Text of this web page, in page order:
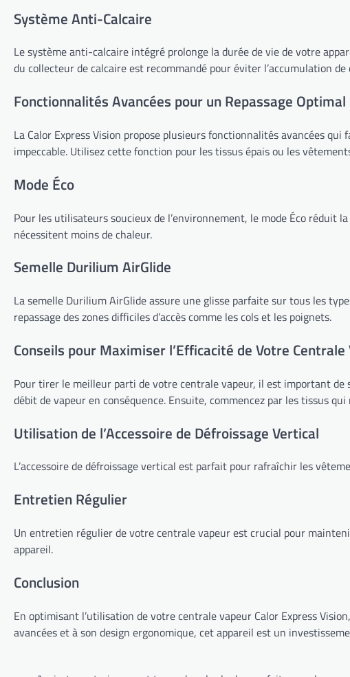
Système Anti-Calcaire
Le système anti-calcaire intégré prolonge la durée de vie de votre
du collecteur de calcaire est recommandé pour éviter l’accumulation de
Fonctionnalités Avancées pour un Repassage Optimal
La Calor Express Vision propose plusieurs fonctionnalités avancées
impeccable. Utilisez cette fonction pour les tissus épais ou les
Mode Éco
Pour les utilisateurs soucieux de l’environnement, le mode Éco réduit
nécessitent moins de chaleur.
Semelle Durilium AirGlide
La semelle Durilium AirGlide assure une glisse parfaite sur tous les
repassage des zones difficiles d’accès comme les cols et les poignets.
Conseils pour Maximiser l’Efficacité de Votre Centrale
Pour tirer le meilleur parti de votre centrale vapeur, il est important
débit de vapeur en conséquence. Ensuite, commencez par les tissus
Utilisation de l’Accessoire de Défroissage Vertical
L’accessoire de défroissage vertical est parfait pour rafraîchir les
Entretien Régulier
Un entretien régulier de votre centrale vapeur est crucial pour
appareil.
Conclusion
En optimisant l’utilisation de votre centrale vapeur Calor Express
avancées et à son design ergonomique, cet appareil est un